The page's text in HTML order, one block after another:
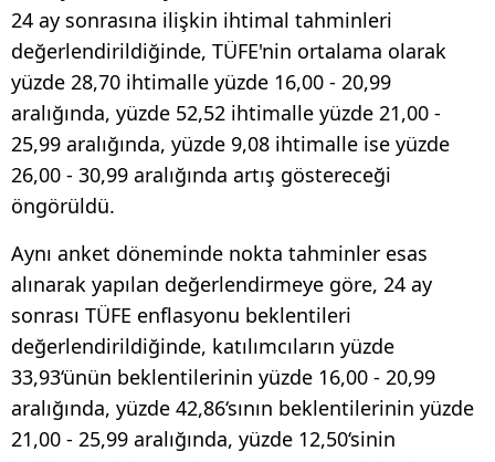
24 ay sonrasına ilişkin ihtimal tahminleri
değerlendirildiğinde, TÜFE'nin ortalama olarak
yüzde 28,70 ihtimalle yüzde 16,00 - 20,99
aralığında, yüzde 52,52 ihtimalle yüzde 21,00 -
25,99 aralığında, yüzde 9,08 ihtimalle ise yüzde
26,00 - 30,99 aralığında artış göstereceği
öngörüldü.
Aynı anket döneminde nokta tahminler esas
alınarak yapılan değerlendirmeye göre, 24 ay
sonrası TÜFE enflasyonu beklentileri
değerlendirildiğinde, katılımcıların yüzde
33,93‘ünün beklentilerinin yüzde 16,00 - 20,99
aralığında, yüzde 42,86‘sının beklentilerinin yüzde
21,00 - 25,99 aralığında, yüzde 12,50‘sinin